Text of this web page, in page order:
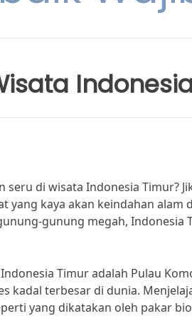
di wisata Indonesia Timur?
kaya akan keindahan alam
gunung megah, Indonesia
Timur adalah Pulau
kadal terbesar di dunia.
yang dikatakan oleh pakar